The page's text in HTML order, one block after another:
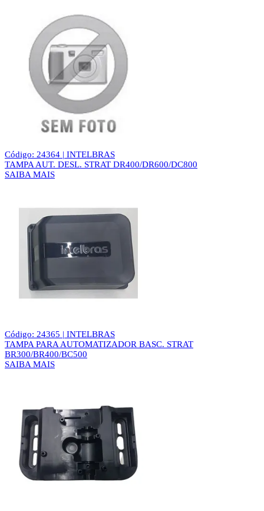
Código: 24364 | INTELBRAS
TAMPA AUT. DESL. STRAT DR400/DR600/DC800
SAIBA MAIS
Código: 24365 | INTELBRAS
TAMPA PARA AUTOMATIZADOR BASC. STRAT
BR300/BR400/BC500
SAIBA MAIS